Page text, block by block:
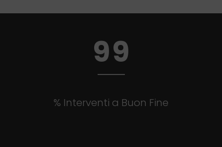
8
9
8
9
% Interventi a Buon Fine
4
5
6
7
2
3
4
5
0
1
2
3
0
1